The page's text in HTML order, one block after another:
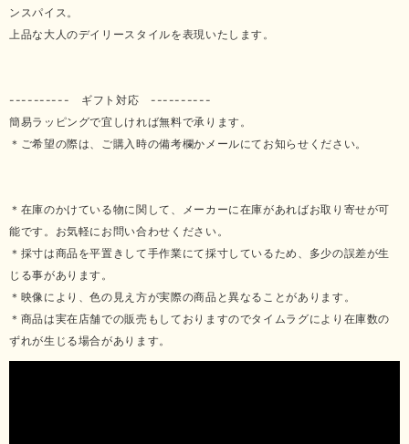
ンスパイス。
上品な大人のデイリースタイルを表現いたします。
---------- ギフト対応 ----------
簡易ラッピングで宜しければ無料で承ります。
＊ご希望の際は、ご購入時の備考欄かメールにてお知らせください。
＊在庫のかけている物に関して、メーカーに在庫があればお取り寄せが可
能です。お気軽にお問い合わせください。
＊採寸は商品を平置きして手作業にて採寸しているため、多少の誤差が生
じる事があります。
＊映像により、色の見え方が実際の商品と異なることがあります。
＊商品は実在店舗での販売もしておりますのでタイムラグにより在庫数の
ずれが生じる場合があります。